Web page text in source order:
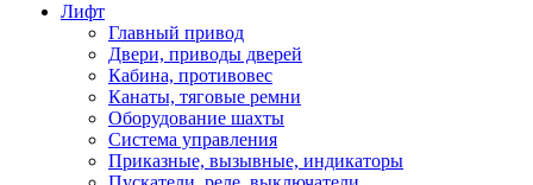
Лифт
Главный привод
Двери, приводы дверей
Кабина, противовес
Канаты, тяговые ремни
Оборудование шахты
Система управления
Приказные, вызывные, индикаторы